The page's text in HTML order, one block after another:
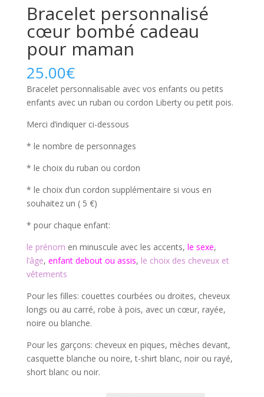
Bracelet personnalisé
cœur bombé cadeau
pour maman
25.00€
Bracelet personnalisable avec vos enfants ou petits
enfants avec un ruban ou cordon Liberty ou petit pois.
Merci d’indiquer ci-dessous
* le nombre de personnages
* le choix du ruban ou cordon
* le choix d’un cordon supplémentaire si vous en
souhaitez un ( 5 €)
* pour chaque enfant:
le prénom en minuscule avec les accents, le sexe,
l’âge, enfant debout ou assis, le choix des cheveux et
vêtements
Pour les filles: couettes courbées ou droites, cheveux
longs ou au carré, robe à pois, avec un cœur, rayée,
noire ou blanche.
Pour les garçons: cheveux en piques, mèches devant,
casquette blanche ou noire, t-shirt blanc, noir ou rayé,
short blanc ou noir.